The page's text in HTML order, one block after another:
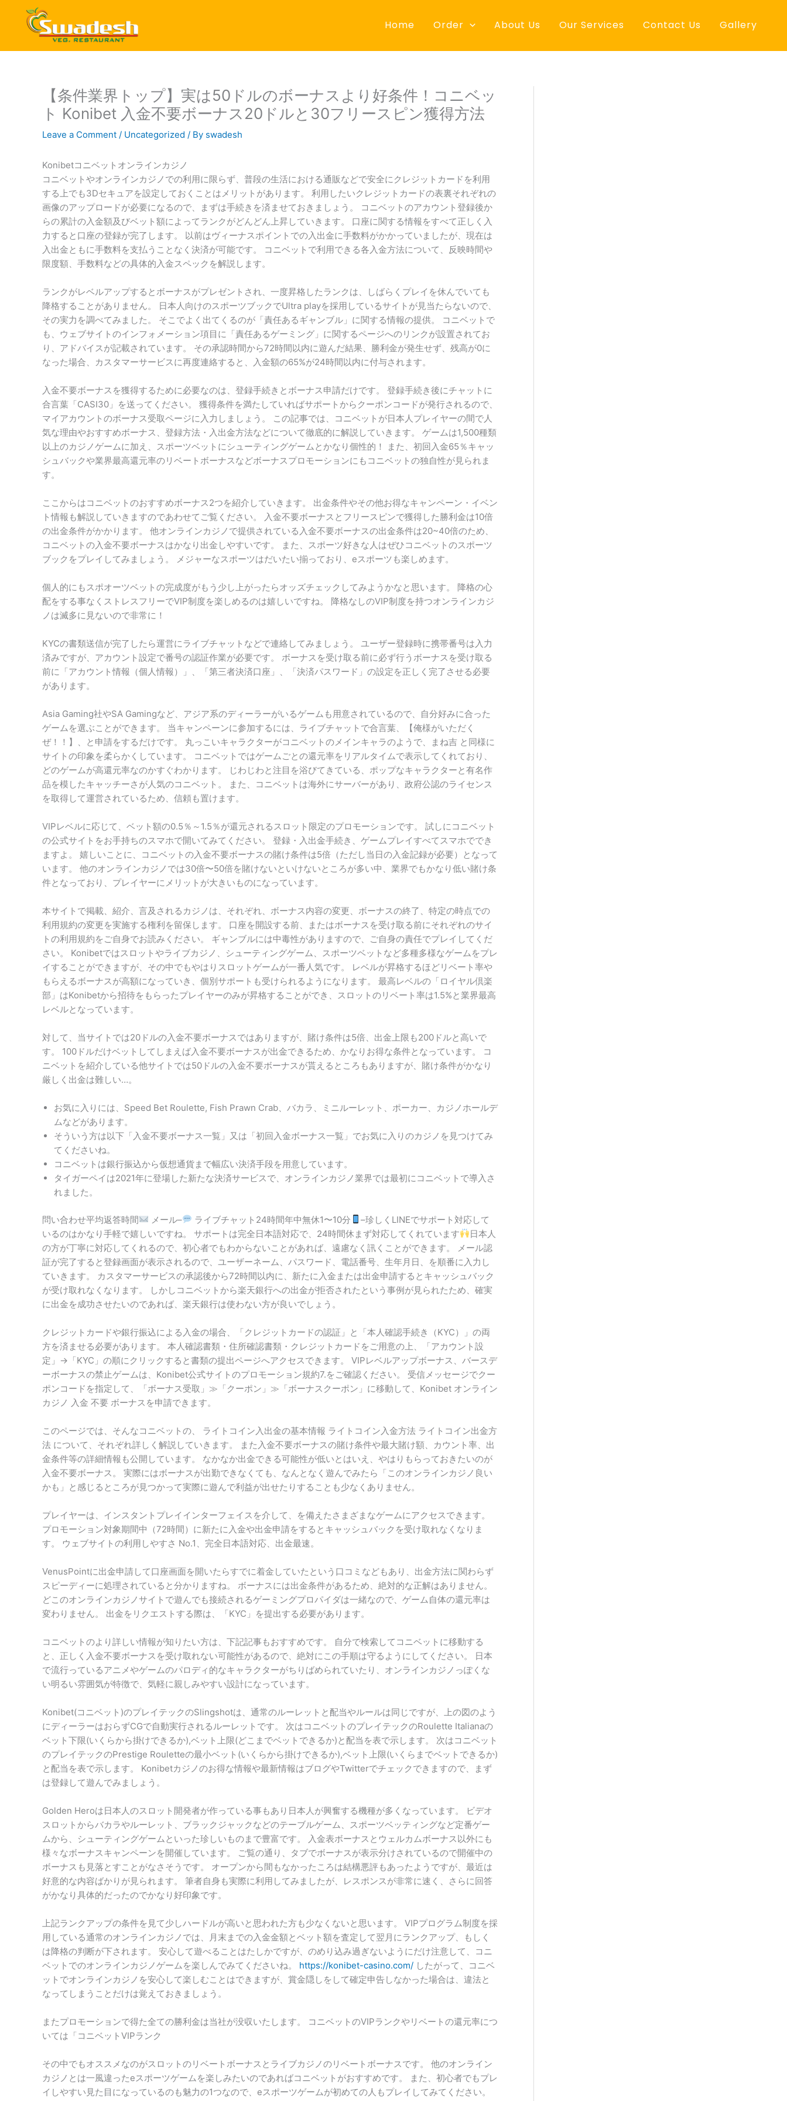
Home Order About Us Our Services Contact Us Gallery
【条件業界トップ】実は50ドルのボーナスより好条件！コニベッ
ト Konibet 入金不要ボーナス20ドルと30フリースピン獲得方法
Leave a Comment / Uncategorized / By swadesh
Konibetコニベットオンラインカジノ
コニベットやオンラインカジノでの利用に限らず、普段の生活における通販などで安全にクレジットカードを利用
する上でも3Dセキュアを設定しておくことはメリットがあります。 利用したいクレジットカードの表裏それぞれの
画像のアップロードが必要になるので、まずは手続きを済ませておきましょう。 コニベットのアカウント登録後か
らの累計の入金額及びベット額によってランクがどんどん上昇していきます。 口座に関する情報をすべて正しく入
力すると口座の登録が完了します。 以前はヴィーナスポイントでの入出金に手数料がかかっていましたが、現在は
入出金ともに手数料を支払うことなく決済が可能です。 コニベットで利用できる各入金方法について、反映時間や
限度額、手数料などの具体的入金スペックを解説します。
ランクがレベルアップするとボーナスがプレゼントされ、一度昇格したランクは、しばらくプレイを休んでいても
降格することがありません。 日本人向けのスポーツブックでUltra playを採用しているサイトが見当たらないので、
その実力を調べてみました。 そこでよく出てくるのが「責任あるギャンブル」に関する情報の提供。 コニベットで
も、ウェブサイトのインフォメーション項目に「責任あるゲーミング」に関するページへのリンクが設置されてお
り、アドバイスが記載されています。 その承認時間から72時間以内に遊んだ結果、勝利金が発生せず、残高が0に
なった場合、カスタマーサービスに再度連絡すると、入金額の65%が24時間以内に付与されます。
入金不要ボーナスを獲得するために必要なのは、登録手続きとボーナス申請だけです。 登録手続き後にチャットに
合言葉「CASI30」を送ってください。 獲得条件を満たしていればサポートからクーポンコードが発行されるので、
マイアカウントのボーナス受取ページに入力しましょう。 この記事では、コニベットが日本人プレイヤーの間で人
気な理由やおすすめボーナス、登録方法・入出金方法などについて徹底的に解説していきます。 ゲームは1,500種類
以上のカジノゲームに加え、スポーツベットにシューティングゲームとかなり個性的！ また、初回入金65％キャッ
シュバックや業界最高還元率のリベートボーナスなどボーナスプロモーションにもコニベットの独自性が見られま
す。
ここからはコニベットのおすすめボーナス2つを紹介していきます。 出金条件やその他お得なキャンペーン・イベン
ト情報も解説していきますのであわせてご覧ください。 入金不要ボーナスとフリースピンで獲得した勝利金は10倍
の出金条件がかかります。 他オンラインカジノで提供されている入金不要ボーナスの出金条件は20~40倍のため、
コニベットの入金不要ボーナスはかなり出金しやすいです。 また、スポーツ好きな人はぜひコニベットのスポーツ
ブックをプレイしてみましょう。 メジャーなスポーツはだいたい揃っており、eスポーツも楽しめます。
個人的にもスポオーツベットの完成度がもう少し上がったらオッズチェックしてみようかなと思います。 降格の心
配をする事なくストレスフリーでVIP制度を楽しめるのは嬉しいですね。 降格なしのVIP制度を持つオンラインカジ
ノは滅多に見ないので非常に！
KYCの書類送信が完了したら運営にライブチャットなどで連絡してみましょう。 ユーザー登録時に携帯番号は入力
済みですが、アカウント設定で番号の認証作業が必要です。 ボーナスを受け取る前に必ず行うボーナスを受け取る
前に「アカウント情報（個人情報）」、「第三者決済口座」、「決済パスワード」の設定を正しく完了させる必要
があります。
Asia Gaming社やSA Gamingなど、アジア系のディーラーがいるゲームも用意されているので、自分好みに合った
ゲームを選ぶことができます。 当キャンペーンに参加するには、ライブチャットで合言葉、【俺様がいただく
ぜ！！】、と申請をするだけです。 丸っこいキャラクターがコニベットのメインキャラのようで、まね吉 と同様に
サイトの印象を柔らかくしています。 コニベットではゲームごとの還元率をリアルタイムで表示してくれており、
どのゲームが高還元率なのかすぐわかります。 じわじわと注目を浴びてきている、ポップなキャラクターと有名作
品を模したキャッチーさが人気のコニベット。 また、コニベットは海外にサーバーがあり、政府公認のライセンス
を取得して運営されているため、信頼も置けます。
VIPレベルに応じて、ベット額の0.5％～1.5％が還元されるスロット限定のプロモーションです。 試しにコニベット
の公式サイトをお手持ちのスマホで開いてみてください。 登録・入出金手続き、ゲームプレイすべてスマホででき
ますよ。 嬉しいことに、コニベットの入金不要ボーナスの賭け条件は5倍（ただし当日の入金記録が必要）となって
います。 他のオンラインカジノでは30倍〜50倍を賭けないといけないところが多い中、業界でもかなり低い賭け条
件となっており、プレイヤーにメリットが大きいものになっています。
本サイトで掲載、紹介、言及されるカジノは、それぞれ、ボーナス内容の変更、ボーナスの終了、特定の時点での
利用規約の変更を実施する権利を留保します。 口座を開設する前、またはボーナスを受け取る前にそれぞれのサイ
トの利用規約をご自身でお読みください。 ギャンブルには中毒性がありますので、ご自身の責任でプレイしてくだ
さい。 Konibetではスロットやライブカジノ、シューティングゲーム、スポーツベットなど多種多様なゲームをプレ
イすることができますが、その中でもやはりスロットゲームが一番人気です。 レベルが昇格するほどリベート率や
もらえるボーナスが高額になっていき、個別サポートも受けられるようになります。 最高レベルの「ロイヤル倶楽
部」はKonibetから招待をもらったプレイヤーのみが昇格することができ、スロットのリベート率は1.5%と業界最高
レベルとなっています。
対して、当サイトでは20ドルの入金不要ボーナスではありますが、賭け条件は5倍、出金上限も200ドルと高いで
す。 100ドルだけベットしてしまえば入金不要ボーナスが出金できるため、かなりお得な条件となっています。 コ
ニベットを紹介している他サイトでは50ドルの入金不要ボーナスが貰えるところもありますが、賭け条件がかなり
厳しく出金は難しい…。
お気に入りには、Speed Bet Roulette, Fish Prawn Crab、バカラ、ミニルーレット、ポーカー、カジノホールデ
ムなどがあります。
そういう方は以下「入金不要ボーナス一覧」又は「初回入金ボーナス一覧」でお気に入りのカジノを見つけてみ
てくださいね。
コニベットは銀行振込から仮想通貨まで幅広い決済手段を用意しています。
タイガーペイは2021年に登場した新たな決済サービスで、オンラインカジノ業界では最初にコニベットで導入さ
れました。
問い合わせ平均返答時間 メール– ライブチャット24時間年中無休1〜10分
–珍しくLINEでサポート対応して
いるのはかなり手軽で嬉しいですね。 サポートは完全日本語対応で、24時間休まず対応してくれています
日本人
の方が丁寧に対応してくれるので、初心者でもわからないことがあれば、遠慮なく訊くことができます。 メール認
証が完了すると登録画面が表示されるので、ユーザーネーム、パスワード、電話番号、生年月日、を順番に入力し
ていきます。 カスタマーサービスの承認後から72時間以内に、新たに入金または出金申請するとキャッシュバック
が受け取れなくなります。 しかしコニベットから楽天銀行への出金が拒否されたという事例が見られたため、確実
に出金を成功させたいのであれば、楽天銀行は使わない方が良いでしょう。
クレジットカードや銀行振込による入金の場合、「クレジットカードの認証」と「本人確認手続き（KYC）」の両
方を済ませる必要があります。 本人確認書類・住所確認書類・クレジットカードをご用意の上、「アカウント設
定」→「KYC」の順にクリックすると書類の提出ページへアクセスできます。 VIPレベルアップボーナス、バースデ
ーボーナスの禁止ゲームは、Konibet公式サイトのプロモーション規約7.をご確認ください。 受信メッセージでクー
ポンコードを指定して、「ボーナス受取」≫「クーポン」≫「ボーナスクーポン」に移動して、Konibet オンライン
カジノ 入金 不要 ボーナスを申請できます。
このページでは、そんなコニベットの、 ライトコイン入出金の基本情報 ライトコイン入金方法 ライトコイン出金方
法 について、それぞれ詳しく解説していきます。 また入金不要ボーナスの賭け条件や最大賭け額、カウント率、出
金条件等の詳細情報も公開しています。 なかなか出金できる可能性が低いとはいえ、やはりもらっておきたいのが
入金不要ボーナス。 実際にはボーナスが出勤できなくても、なんとなく遊んでみたら「このオンラインカジノ良い
かも」と感じるところが見つかって実際に遊んで利益が出せたりすることも少なくありません。
プレイヤーは、インスタントプレイインターフェイスを介して、を備えたさまざまなゲームにアクセスできます。
プロモーション対象期間中（72時間）に新たに入金や出金申請をするとキャッシュバックを受け取れなくなりま
す。 ウェブサイトの利用しやすさ No.1、完全日本語対応、出金最速。
VenusPointに出金申請して口座画面を開いたらすでに着金していたという口コミなどもあり、出金方法に関わらず
スピーディーに処理されていると分かりますね。 ボーナスには出金条件があるため、絶対的な正解はありません。
どこのオンラインカジノサイトで遊んでも接続されるゲーミングプロパイダは一緒なので、ゲーム自体の還元率は
変わりません。 出金をリクエストする際は、「KYC」を提出する必要があります。
コニベットのより詳しい情報が知りたい方は、下記記事もおすすめです。 自分で検索してコニベットに移動する
と、正しく入金不要ボーナスを受け取れない可能性があるので、絶対にこの手順は守るようにしてください。 日本
で流行っているアニメやゲームのパロディ的なキャラクターがちりばめられていたり、オンラインカジノっぽくな
い明るい雰囲気が特徴で、気軽に親しみやすい設計になっています。
Konibet(コニベット)のプレイテックのSlingshotは、通常のルーレットと配当やルールは同じですが、上の図のよう
にディーラーはおらずCGで自動実行されるルーレットです。 次はコニベットのプレイテックのRoulette Italianaの
ベット下限(いくらから掛けできるか),ベット上限(どこまでベットできるか)と配当を表で示します。 次はコニベット
のプレイテックのPrestige Rouletteの最小ベット(いくらから掛けできるか),ベット上限(いくらまでベットできるか)
と配当を表で示します。 Konibetカジノのお得な情報や最新情報はブログやTwitterでチェックできますので、まず
は登録して遊んでみましょう。
Golden Heroは日本人のスロット開発者が作っている事もあり日本人が興奮する機種が多くなっています。 ビデオ
スロットからバカラやルーレット、ブラックジャックなどのテーブルゲーム、スポーツベッティングなど定番ゲー
ムから、シューティングゲームといった珍しいものまで豊富です。 入金表ボーナスとウェルカムボーナス以外にも
様々なボーナスキャンペーンを開催しています。 ご覧の通り、タブでボーナスが表示分けされているので開催中の
ボーナスも見落とすことがなさそうです。 オープンから間もなかったころは結構悪評もあったようですが、最近は
好意的な内容ばかりが見られます。 筆者自身も実際に利用してみましたが、レスポンスが非常に速く、さらに回答
がかなり具体的だったのでかなり好印象です。
上記ランクアップの条件を見て少しハードルが高いと思われた方も少なくないと思います。 VIPプログラム制度を採
用している通常のオンラインカジノでは、月末までの入金金額とベット額を査定して翌月にランクアップ、もしく
は降格の判断が下されます。 安心して遊べることはたしかですが、のめり込み過ぎないようにだけ注意して、コニ
ベットでのオンラインカジノゲームを楽しんでみてくださいね。 https://konibet-casino.com/ したがって、コニベ
ットでオンラインカジノを安心して楽しむことはできますが、賞金隠しをして確定申告しなかった場合は、違法と
なってしまうことだけは覚えておきましょう。
またプロモーションで得た全ての勝利金は当社が没収いたします。 コニベットのVIPランクやリベートの還元率につ
いては「コニベットVIPランク
その中でもオススメなのがスロットのリベートボーナスとライブカジノのリベートボーナスです。 他のオンライン
カジノとは一風違ったeスポーツゲームを楽しみたいのであればコニベットがおすすめです。 また、初心者でもプレ
イしやすい見た目になっているのも魅力の1つなので、eスポーツゲームが初めての人もプレイしてみてください。